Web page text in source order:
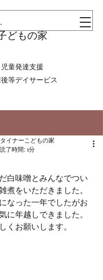
シュタイナー
どもの家
児童発達支援
等デイサービス
イナーこどもの家
読了時間: 1分
白味噌とみんなでつい
煮をいただきました。
なった一年でしたがお
に年越しできました。
くお願いします。